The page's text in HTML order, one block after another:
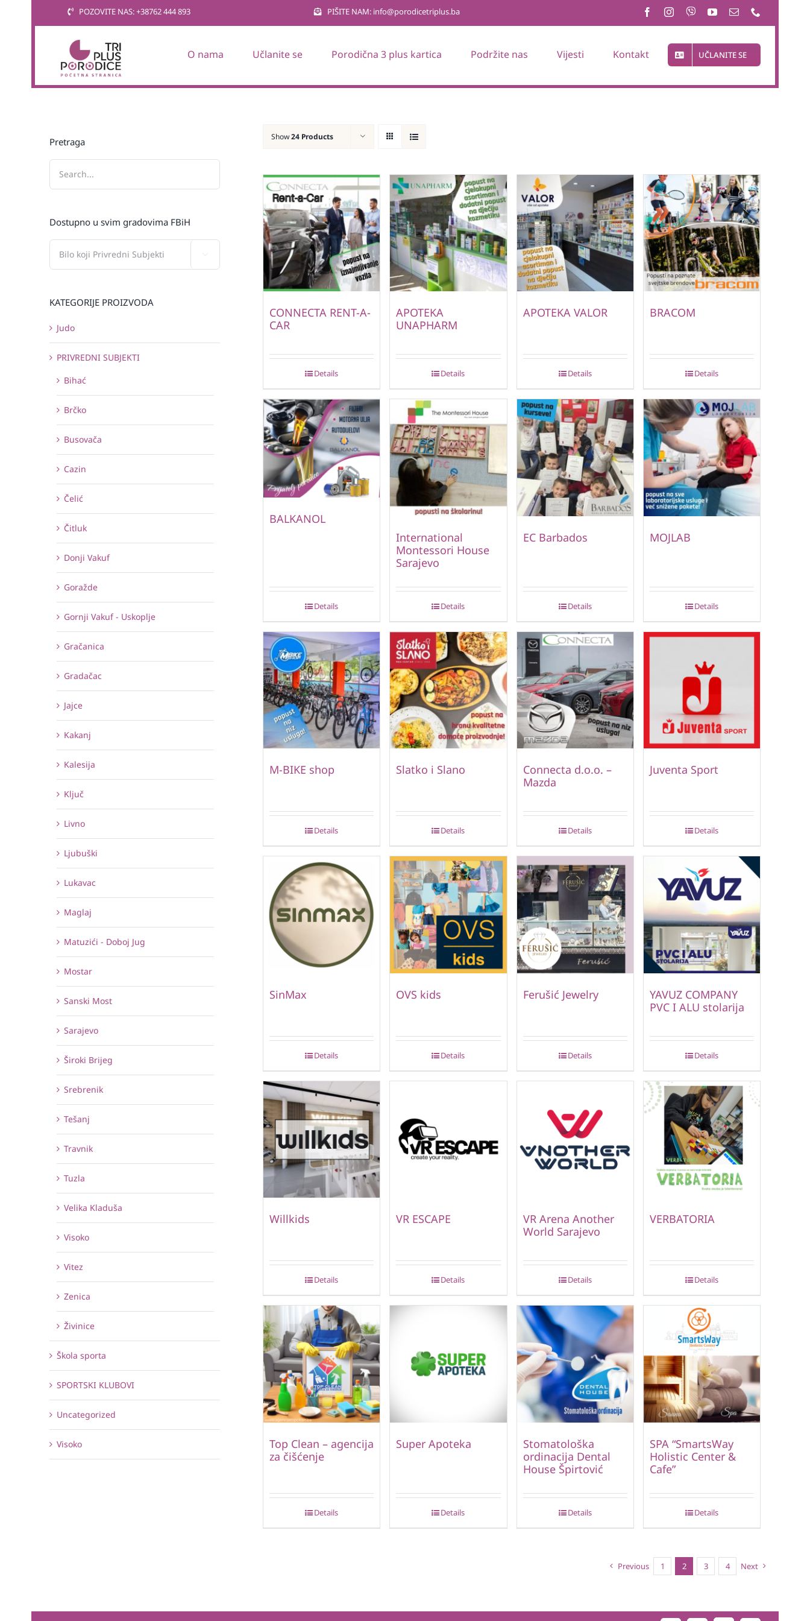
POZOVITE NAS: +38762 444 893 PIŠITE NAM: info@porodicetriplus.ba
O nama Učlanite se Porodična 3 plus kartica Podržite nas Vijesti Kontakt UČLANITE SE
Show24 Products
CONNECTA RENT-A-
CAR
Details
APOTEKA
UNAPHARM
Details
APOTEKA VALOR
Details
BRACOM
Details
BALKANOL
Details
International
Montessori House
Sarajevo
Details
EC Barbados
Details
MOJLAB
Details
M-BIKE shop
Details
Slatko i Slano
Details
Connecta d.o.o. –
Mazda
Details
Juventa Sport
Details
SinMax
Details
OVS kids
Details
Ferušić Jewelry
Details
YAVUZ COMPANY
PVC I ALU stolarija
Details
Willkids
Details
VR ESCAPE
Details
VR Arena Another
World Sarajevo
Details
VERBATORIA
Details
Top Clean – agencija
za čišćenje
Details
Super Apoteka
Details
Stomatološka
ordinacija Dental
House Špirtović
Details
SPA “SmartsWay
Holistic Center &
Cafe”
Details
Previous 1 2 3 4 Next
Pretraga
Dostupno u svim gradovima FBiH
KATEGORIJE PROIZVODA
Judo
PRIVREDNI SUBJEKTI
Bihać
Brčko
Busovača
Cazin
Čelić
Čitluk
Donji Vakuf
Goražde
Gornji Vakuf - Uskoplje
Gračanica
Gradačac
Jajce
Kakanj
Kalesija
Ključ
Livno
Ljubuški
Lukavac
Maglaj
Matuzići - Doboj Jug
Mostar
Sanski Most
Sarajevo
Široki Brijeg
Srebrenik
Tešanj
Travnik
Tuzla
Velika Kladuša
Visoko
Vitez
Zenica
Živinice
Škola sporta
SPORTSKI KLUBOVI
Uncategorized
Visoko